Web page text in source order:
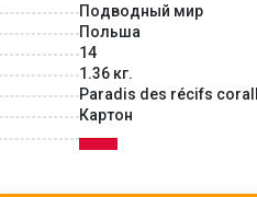
Подводный мир
Польша
14
1.36 кг.
Paradis des récifs
Картон